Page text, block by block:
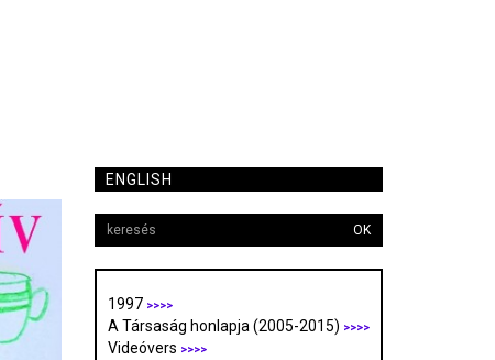
ENGLISH
OK
1997 >>>>
A Társaság honlapja (2005-2015) >>>>
Videóvers >>>>